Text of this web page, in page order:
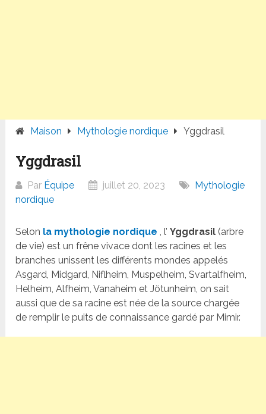
Maison Mythologie nordique Yggdrasil
Yggdrasil
Par Équipe juillet 20, 2023
Mythologie
nordique
Selon la mythologie nordique , l’Yggdrasil (arbre
de vie) est un frêne vivace dont les racines et les
branches unissent les différents mondes appelés
Asgard, Midgard, Niflheim, Muspelheim, Svartalfheim,
Helheim, Alfheim, Vanaheim et Jötunheim, on sait
aussi que de sa racine est née de la source chargée
de remplir le puits de connaissance gardé par Mimir.